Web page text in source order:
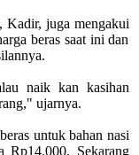
Kadir, juga mengakui
beras saat ini dan
naik kan kasihan
ujarnya.
untuk bahan nasi
Rp14.000. Sekarang